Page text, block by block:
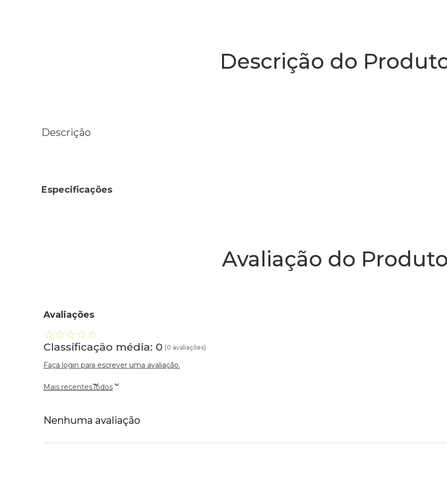
Descrição do
Descrição
Especificações
Avaliação do
Avaliações
☆☆☆☆☆
Classificação média: 0 (0 avaliações)
Faça login para escrever uma avaliação.
Mais recentesTodos
Nenhuma avaliação